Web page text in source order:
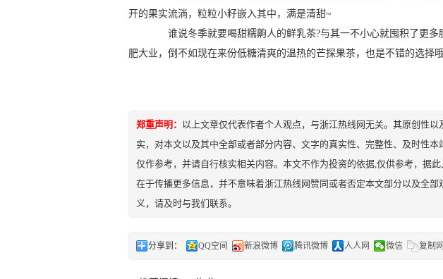
开的果实流淌，粒粒小籽嵌入其中，满是清甜~
谁说冬季就要喝甜糯齁人的鲜乳茶?与其一不小心就囤积了更多
肥大业，倒不如现在来份低糖清爽的温热的芒探果茶，也是不错的选择
郑重声明： 以上文章仅代表作者个人观点，与浙江热线网无关。其原创性
实，对本文以及其中全部或者部分内容、文字的真实性、完整性、及时性
仅作参考，并请自行核实相关内容。本文不作为投资的依据,仅供参考，据
在于传播更多信息，并不意味着浙江热线网赞同或者否定本文部分以及全
义，请及时与我们联系。
分享到： QQ空间 新浪微博 腾讯微博 人人网 微信 复制